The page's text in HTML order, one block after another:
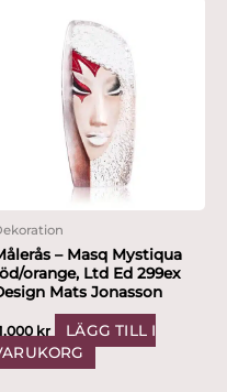
– Masq Mystiqua
orange, Ltd Ed 299ex
Mats Jonasson
kr
LÄGG TILL I